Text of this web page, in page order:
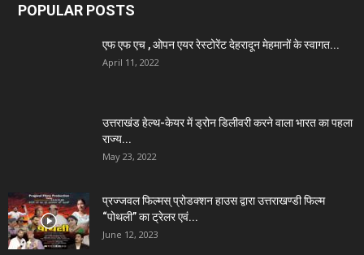
POPULAR POSTS
एफ एफ एच , ओपन एयर रेस्टोरेंट देहरादून मेहमानों के स्वागत...
April 11, 2022
उत्तराखंड हेल्थ-केयर में ड्रोन डिलीवरी करने वाला भारत का पहला
राज्य...
May 23, 2022
प्रज्जवल फिल्मस् प्रोडक्शन हाउस द्वारा उत्तराखण्डी फिल्म
“पोथली” का ट्रेलर एवं...
June 12, 2023